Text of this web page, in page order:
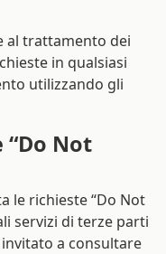
al trattamento dei
in qualsiasi
utilizzando gli
Not
le richieste “Do Not
servizi di terze parti
a consultare